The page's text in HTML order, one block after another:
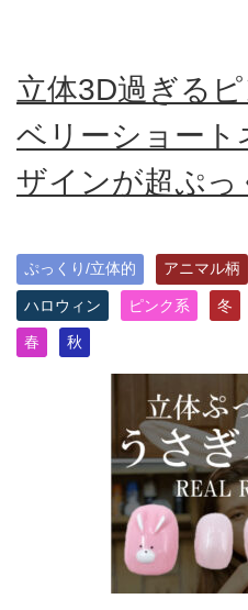
立体3D過ぎる
ベリーショー
ザインが超ぷっ
ぷっくり/立体的 アニマル柄
ハロウィン ピンク系 冬
春 秋